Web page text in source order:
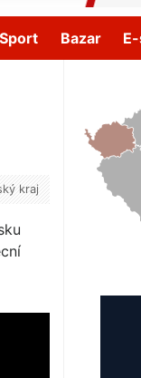
Sport Bazar
kraj